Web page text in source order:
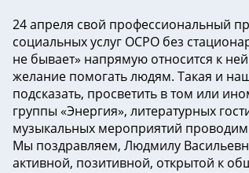
24 апреля свой профессиональный
социальных услуг ОСРО без
не бывает» напрямую относится к
желание помогать людям. Такая и
подсказать, просветить в том или
группы «Энергия», литературных
музыкальных мероприятий
Мы поздравляем, Людмилу
активной, позитивной, открытой к